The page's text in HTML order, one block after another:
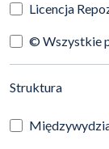
Licencja
© Wszystkie
Struktura